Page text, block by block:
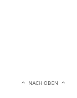
NACH OBEN